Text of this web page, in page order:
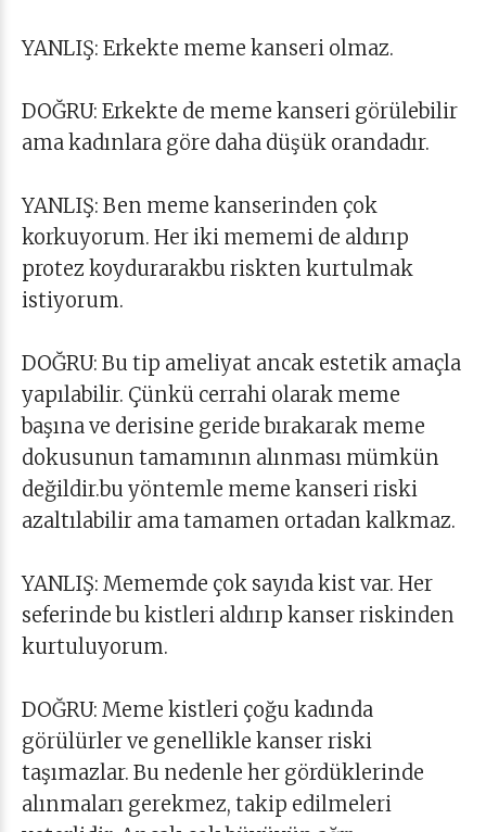
YANLIŞ: Erkekte meme kanseri olmaz.
DOĞRU: Erkekte de meme kanseri görülebilir
ama kadınlara göre daha düşük orandadır.
YANLIŞ: Ben meme kanserinden çok
korkuyorum. Her iki mememi de aldırıp
protez koydurarakbu riskten kurtulmak
istiyorum.
DOĞRU: Bu tip ameliyat ancak estetik amaçla
yapılabilir. Çünkü cerrahi olarak meme
başına ve derisine geride bırakarak meme
dokusunun tamamının alınması mümkün
değildir.bu yöntemle meme kanseri riski
azaltılabilir ama tamamen ortadan kalkmaz.
YANLIŞ: Mememde çok sayıda kist var. Her
seferinde bu kistleri aldırıp kanser riskinden
kurtuluyorum.
DOĞRU: Meme kistleri çoğu kadında
görülürler ve genellikle kanser riski
taşımazlar. Bu nedenle her gördüklerinde
alınmaları gerekmez, takip edilmeleri